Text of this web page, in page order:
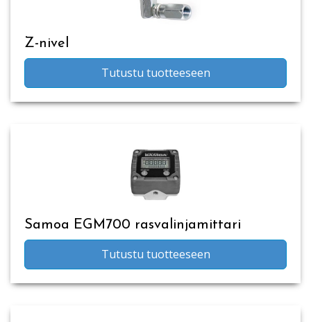
Z-nivel
Tutustu tuotteeseen
Samoa EGM700 rasvalinjamittari
Tutustu tuotteeseen